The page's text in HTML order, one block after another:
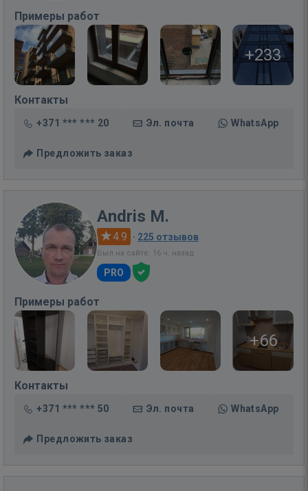
Примеры работ
+233
Контакты
+371 *** *** 20 Эл. почта WhatsApp
Предложить заказ
Andris M.
4.9 · 225 отзывов
Был на сайте: 16 ч. назад
PRO
Примеры работ
+66
Контакты
+371 *** *** 50 Эл. почта WhatsApp
Предложить заказ